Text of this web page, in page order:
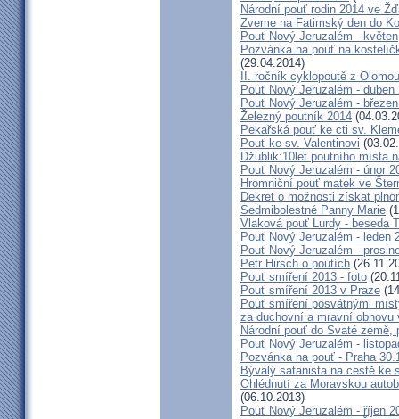
Národní pouť rodin 2014 ve
Zveme na Fatimský den do
Pouť Nový Jeruzalém - květen
Pozvánka na pouť na
(29.04.2014)
II. ročník cyklopoutě z
Pouť Nový Jeruzalém - duben
Pouť Nový Jeruzalém -
Železný poutník 2014
Pekařská pouť ke cti sv.
Pouť ke sv. Valentinovi
Džublik:10let poutního místa
Pouť Nový Jeruzalém - únor
Hromniční pouť matek ve
Dekret o možnosti získat
Sedmibolestné Panny Marie
Vlaková pouť Lurdy - beseda
Pouť Nový Jeruzalém - leden
Pouť Nový Jeruzalém -
Petr Hirsch o poutích
Pouť smíření 2013 - foto
Pouť smíření 2013 v Praze
Pouť smíření posvátnými
za duchovní a mravní obnovu
Národní pouť do Svaté země,
Pouť Nový Jeruzalém -
Pozvánka na pouť - Praha
Bývalý satanista na cestě ke
Ohlédnutí za Moravskou
(06.10.2013)
Pouť Nový Jeruzalém - říjen